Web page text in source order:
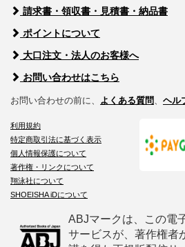
請求書・領収書・見積書・納品書
ポイントについて
大口注文・法人のお客様へ
お問い合わせはこちら
お問い合わせの前に、 よくある質問 ヘル
利用規約
特定商取引法に基づく表示
個人情報保護について
著作権・リンクについて
翔泳社について
SHOEISHA iDについて
ABJマークは、この電
サービスが、著作権者